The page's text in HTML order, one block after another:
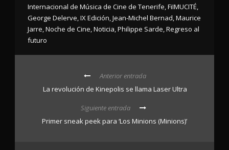
Internacional de Música de Cine de Tenerife,FiIMUCITÉ,
George Delerve,IX Edición,Jean-Michel Bernad,Maurice
Jarre,Noche de Cine,Noticia,Philippe Sarde,Regreso al
futuro
Anterior entrada
La revolución de Kinepolis se llama Laser Ultra
Siguiente entrada
Primer sneak peek para ‘Los Minions (Minions)’